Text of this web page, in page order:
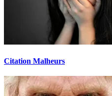
Citation Malheurs